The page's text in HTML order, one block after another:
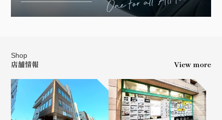
Shop
店舗情報 View more